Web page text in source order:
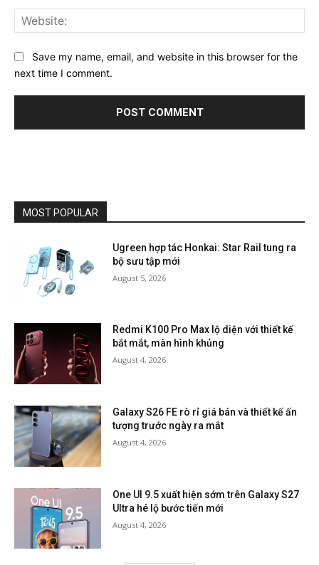
Save my name, email, and website in this browser for the
next time I comment.
MOST POPULAR
Ugreen hợp tác Honkai: Star Rail tung ra
bộ sưu tập mới
August 5, 2026
Redmi K100 Pro Max lộ diện với thiết kế
bắt mắt, màn hình khủng
August 4, 2026
Galaxy S26 FE rò rỉ giá bán và thiết kế ấn
tượng trước ngày ra mắt
August 4, 2026
One UI 9.5 xuất hiện sớm trên Galaxy S27
Ultra hé lộ bước tiến mới
August 4, 2026